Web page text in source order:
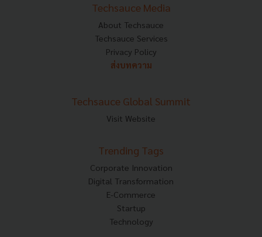
Techsauce Media
About Techsauce
Techsauce Services
Privacy Policy
ส่งบทความ
Techsauce Global Summit
Visit Website
Trending Tags
Corporate Innovation
Digital Transformation
E-Commerce
Startup
Technology